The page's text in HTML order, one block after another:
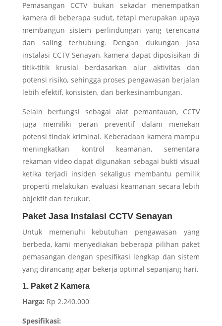
Pemasangan CCTV bukan sekadar menempatkan
kamera di beberapa sudut, tetapi merupakan upaya
membangun sistem perlindungan yang terencana
dan saling terhubung. Dengan dukungan jasa
instalasi CCTV Senayan, kamera dapat diposisikan di
titik-titik krusial berdasarkan alur aktivitas dan
potensi risiko, sehingga proses pengawasan berjalan
lebih efektif, konsisten, dan berkesinambungan.
Selain berfungsi sebagai alat pemantauan, CCTV
juga memiliki peran preventif dalam menekan
potensi tindak kriminal. Keberadaan kamera mampu
meningkatkan kontrol keamanan, sementara
rekaman video dapat digunakan sebagai bukti visual
ketika terjadi insiden sekaligus membantu pemilik
properti melakukan evaluasi keamanan secara lebih
objektif dan terukur.
Paket Jasa Instalasi CCTV Senayan
Untuk memenuhi kebutuhan pengawasan yang
berbeda, kami menyediakan beberapa pilihan paket
pemasangan dengan spesifikasi lengkap dan sistem
yang dirancang agar bekerja optimal sepanjang hari.
1. Paket 2 Kamera
Harga: Rp 2.240.000
Spesifikasi: